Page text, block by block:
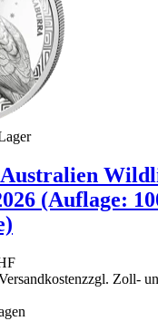
(Auflage:
zzgl. Zoll-